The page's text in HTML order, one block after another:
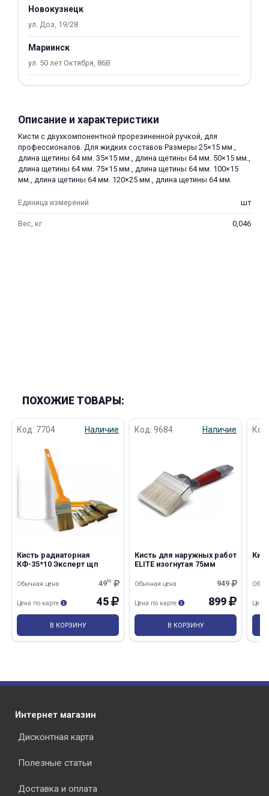
Новокузнецк
ул. Доз, 19/28
Мариинск
ул. 50 лет Октября, 86В
Описание и характеристики
Кисти с двухкомпонентной прорезиненной ручкой, для
профессионалов. Для жидких составов Размеры 25×15 мм.,
длина щетины 64 мм. 35×15 мм., длина щетины 64 мм. 50×15 мм.,
длина щетины 64 мм. 75×15 мм., длина щетины 64 мм. 100×15
мм., длина щетины 64 мм. 120×25 мм., длина щетины 64 мм.
Единица измерений шт
Вес, кг 0,046
ПОХОЖИЕ ТОВАРЫ:
Код: 7704 Наличие
Кисть радиаторная
КФ-35*10 Эксперт щп
4950
Обычная цена
45
Цена по карте
В КОРЗИНУ
Код: 9684 Наличие
Кисть для наружных работ
ELITE изогнутая 75мм
949
Обычная цена
899
Цена по карте
В КОРЗИНУ
Цена
недели
Интернет магазин
Дисконтная карта
Полезные статьи
Доставка и оплата